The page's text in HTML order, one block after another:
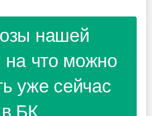
нашей
что можно
уже сейчас
в БК